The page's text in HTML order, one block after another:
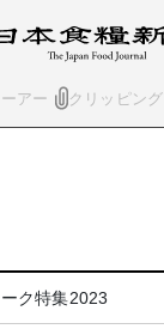
アー クリッピング
ク特集2023